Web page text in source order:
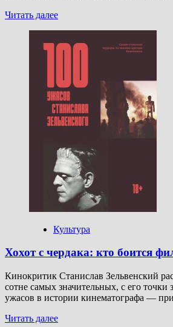
Читать далееПрочитать
Марш
луч»
—
тайная
история
советского
Культура
Хохот с чердака: кто боится
Кинокритик Станислав Зельвенский
сотне самых значительных, с его точки
ужасов в истории кинематографа —
Читать далееПрочитать